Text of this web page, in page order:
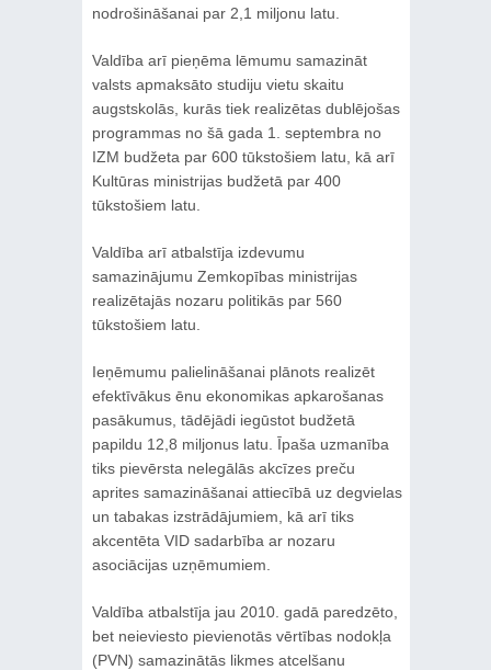
nodrošināšanai par 2,1 miljonu latu.
Valdība arī pieņēma lēmumu samazināt
valsts apmaksāto studiju vietu skaitu
augstskolās, kurās tiek realizētas dublējošas
programmas no šā gada 1. septembra no
IZM budžeta par 600 tūkstošiem latu, kā arī
Kultūras ministrijas budžetā par 400
tūkstošiem latu.
Valdība arī atbalstīja izdevumu
samazinājumu Zemkopības ministrijas
realizētajās nozaru politikās par 560
tūkstošiem latu.
Ieņēmumu palielināšanai plānots realizēt
efektīvākus ēnu ekonomikas apkarošanas
pasākumus, tādējādi iegūstot budžetā
papildu 12,8 miljonus latu. Īpaša uzmanība
tiks pievērsta nelegālās akcīzes preču
aprites samazināšanai attiecībā uz degvielas
un tabakas izstrādājumiem, kā arī tiks
akcentēta VID sadarbība ar nozaru
asociācijas uzņēmumiem.
Valdība atbalstīja jau 2010. gadā paredzēto,
bet neieviesto pievienotās vērtības nodokļa
(PVN) samazinātās likmes atcelšanu